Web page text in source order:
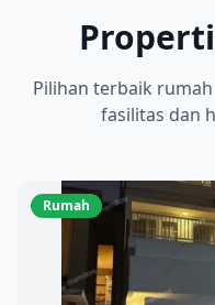
Pilihan terbaik rumah
fasilitas dan
Rumah